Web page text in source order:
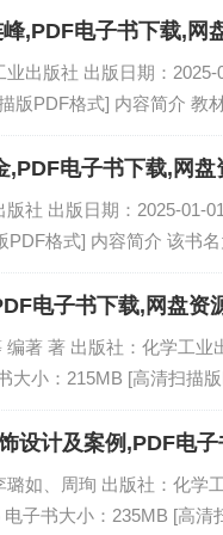
,PDF电子书下载,网
出版社 出版日期：
版PDF格式] 内容简介 教
,PDF电子书下载,网盘
社 出版日期：2025-01-
PDF格式] 内容简介 该书名
电子书下载,网盘资
著 著 出版社：化学工业
大小：215MB [高清扫描版
设计及案例,PDF电
如、周珣 出版社：化学
子书大小：235MB [高清